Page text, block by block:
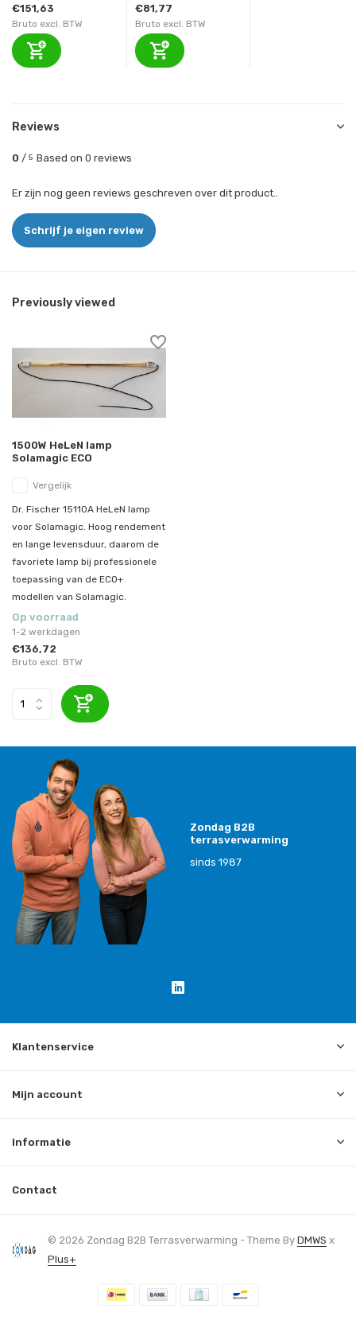
€151,63
Bruto excl. BTW
€81,77
Bruto excl. BTW
Reviews
0 / 5 Based on 0 reviews
Er zijn nog geen reviews geschreven over dit product..
Schrijf je eigen review
Previously viewed
1500W HeLeN lamp
Solamagic ECO
Vergelijk
Dr. Fischer 15110A HeLeN lamp
voor Solamagic. Hoog rendement
en lange levensduur, daarom de
favoriete lamp bij professionele
toepassing van de ECO+
modellen van Solamagic.
Op voorraad
1-2 werkdagen
€136,72
Bruto excl. BTW
Zondag B2B
terrasverwarming
sinds 1987
Klantenservice
Mijn account
Informatie
Contact
© 2026 Zondag B2B Terrasverwarming - Theme By DMWS x
Plus+